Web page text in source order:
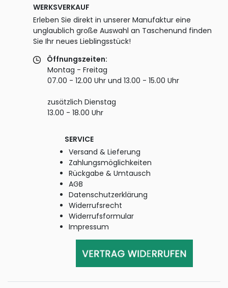
WERKSVERKAUF
Erleben Sie direkt in unserer Manufaktur eine
unglaublich große Auswahl an Taschenund finden
Sie Ihr neues Lieblingsstück!
Öffnungszeiten:
Montag - Freitag
07.00 - 12.00 Uhr und 13.00 - 15.00 Uhr
zusätzlich Dienstag
13.00 - 18.00 Uhr
SERVICE
Versand & Lieferung
Zahlungsmöglichkeiten
Rückgabe & Umtausch
AGB
Datenschutzerklärung
Widerrufsrecht
Widerrufsformular
Impressum